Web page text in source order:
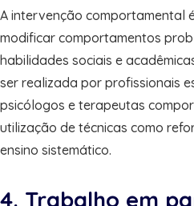
A intervenção comportamental
modificar comportamentos
habilidades sociais e
ser realizada por profissionais
psicólogos e terapeutas
utilização de técnicas como
ensino sistemático.
4. Trabalho em